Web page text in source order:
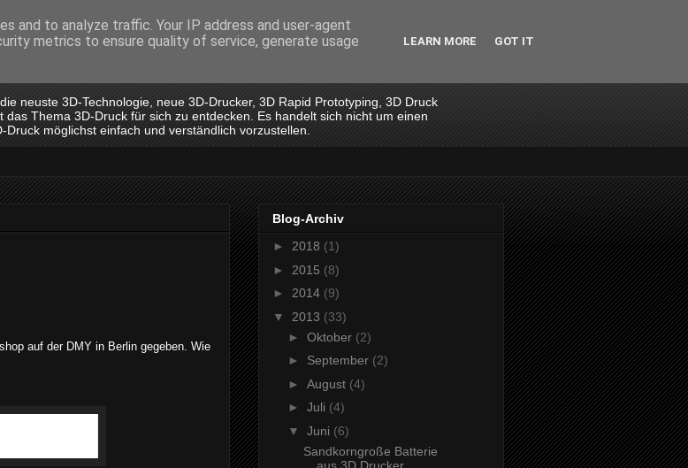
neuste 3D-Technologie, neue 3D-Drucker, 3D Rapid Prototyping, 3D Druck
Thema 3D-Druck für sich zu entdecken. Es handelt sich nicht um einen
möglichst einfach und verständlich vorzustellen.
auf der DMY in Berlin gegeben. Wie
Blog-Archiv
► 2018 (1)
► 2015 (8)
► 2014 (9)
▼ 2013 (33)
► Oktober (2)
► September (2)
► August (4)
► Juli (4)
▼ Juni (6)
Sandkorngroße Batterie
aus 3D Drucker
and to analyze traffic. Your IP address and user-agent
metrics to ensure quality of service, generate usage
LEARN MORE GOT IT